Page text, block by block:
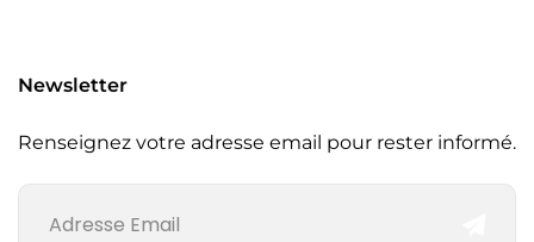
Newsletter
Renseignez votre adresse email pour rester informé.